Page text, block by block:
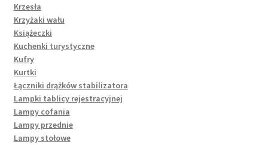
Krzesła
Krzyżaki wału
Książeczki
Kuchenki turystyczne
Kufry
Kurtki
Łączniki drążków stabilizatora
Lampki tablicy rejestracyjnej
Lampy cofania
Lampy przednie
Lampy stołowe